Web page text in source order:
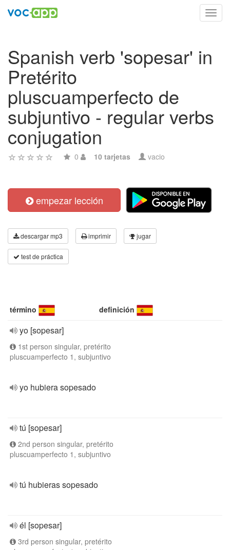
Spanish verb 'sopesar' in
Pretérito
pluscuamperfecto de
subjuntivo - regular verbs
conjugation
0 10 tarjetas vacio
empezar lección
descargar mp3 imprimir jugar
test de práctica
término definición
yo [sopesar]
1st person singular, pretérito
pluscuamperfecto 1, subjuntivo
yo hubiera sopesado
tú [sopesar]
2nd person singular, pretérito
pluscuamperfecto 1, subjuntivo
tú hubieras sopesado
él [sopesar]
3rd person singular, pretérito